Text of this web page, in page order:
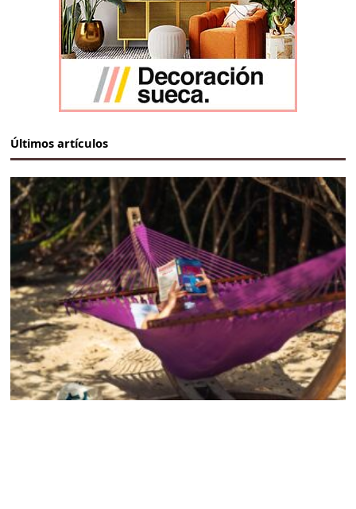
Últimos artículos